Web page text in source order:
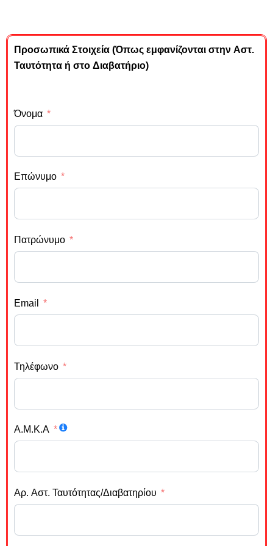
Προσωπικά Στοιχεία (Όπως εμφανίζονται στην Αστ.
Ταυτότητα ή στο Διαβατήριο)
Όνομα
Επώνυμο
Πατρώνυμο
Email
Τηλέφωνο
Α.Μ.Κ.Α
Αρ. Αστ. Ταυτότητας/Διαβατηρίου